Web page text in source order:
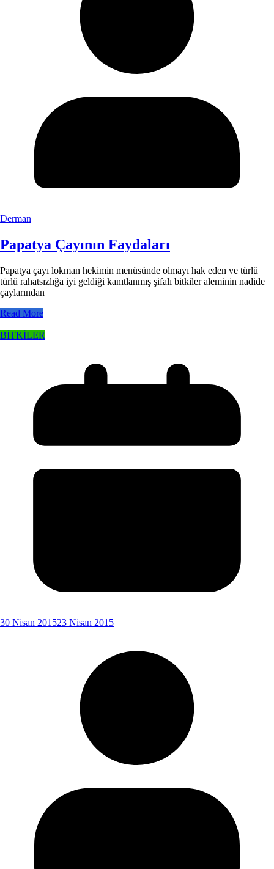
Derman
Papatya Çayının Faydaları
Papatya çayı lokman hekimin menüsünde olmayı hak eden ve türlü
türlü rahatsızlığa iyi geldiği kanıtlanmış şifalı bitkiler aleminin nadide
çaylarından
Read More
BİTKİLER
30 Nisan 201523 Nisan 2015